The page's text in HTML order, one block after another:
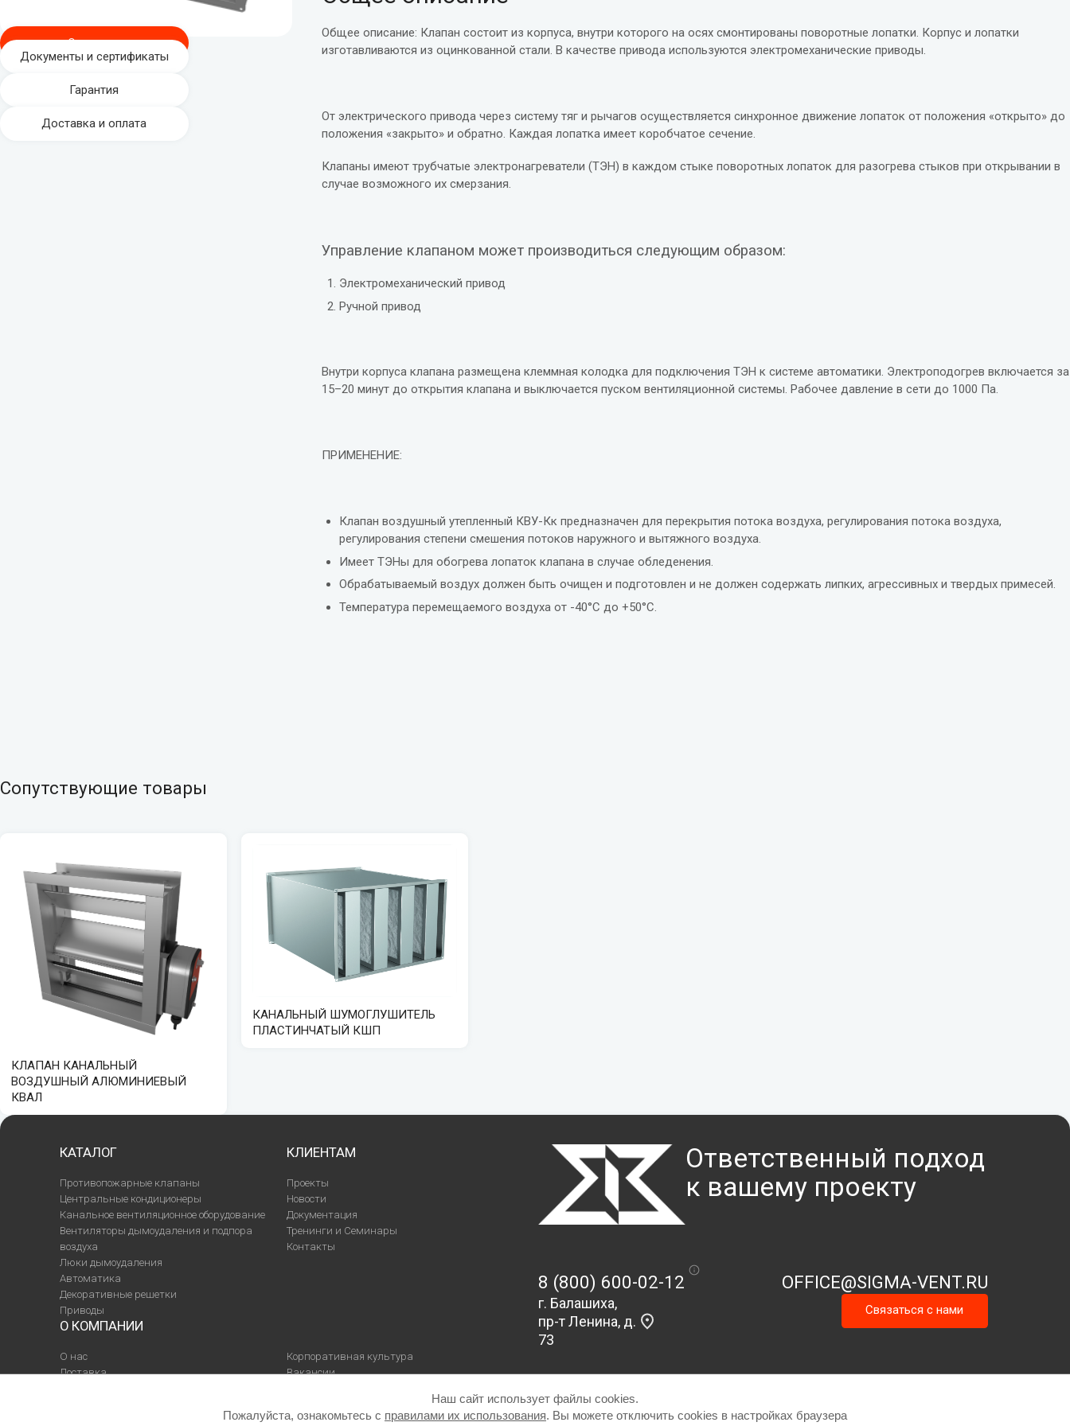
Описание
Документы и сертификаты
Гарантия
Доставка и оплата
Общее описание: Клапан состоит из корпуса, внутри которого на осях смонтированы поворотные лопатки. Корпус и лопатки
изготавливаются из оцинкованной стали. В качестве привода используются электромеханические приводы.
От электрического привода через систему тяг и рычагов осуществляется синхронное движение лопаток от положения «открыто» до
положения «закрыто» и обратно. Каждая лопатка имеет коробчатое сечение.
Клапаны имеют трубчатые электронагреватели (ТЭН) в каждом стыке поворотных лопаток для разогрева стыков при открывании в
случае возможного их смерзания.
Управление клапаном может производиться следующим образом:
Электромеханический привод
Ручной привод
Внутри корпуса клапана размещена клеммная колодка для подключения ТЭН к системе автоматики. Электроподогрев включается за
15–20 минут до открытия клапана и выключается пуском вентиляционной системы. Рабочее давление в сети до 1000 Па.
ПРИМЕНЕНИЕ:
Клапан воздушный утепленный КВУ-Кк предназначен для перекрытия потока воздуха, регулирования потока воздуха,
регулирования степени смешения потоков наружного и вытяжного воздуха.
Имеет ТЭНы для обогрева лопаток клапана в случае обледенения.
Обрабатываемый воздух должен быть очищен и подготовлен и не должен содержать липких, агрессивных и твердых примесей.
Температура перемещаемого воздуха от -40°С до +50°С.
Сопутствующие товары
КЛАПАН КАНАЛЬНЫЙ
ВОЗДУШНЫЙ АЛЮМИНИЕВЫЙ
КВАЛ
КАНАЛЬНЫЙ ШУМОГЛУШИТЕЛЬ
ПЛАСТИНЧАТЫЙ КШП
КАТАЛОГ
Противопожарные клапаны
Центральные кондиционеры
Канальное вентиляционное оборудование
Вентиляторы дымоудаления и подпора
воздуха
Люки дымоудаления
Автоматика
Декоративные решетки
Приводы
КЛИЕНТАМ
Проекты
Новости
Документация
Тренинги и Семинары
Контакты
О КОМПАНИИ
О нас
Доставка
Корпоративная культура
Вакансии
Ответственный подход
к вашему проекту
8 (800) 600-02-12 OFFICE@SIGMA-VENT.RU
г. Балашиха,
пр-т Ленина, д.
73
Связаться с нами
Наш сайт использует файлы cookies.
Пожалуйста, ознакомьтесь с правилами их использования. Вы можете отключить cookies в настройках браузера